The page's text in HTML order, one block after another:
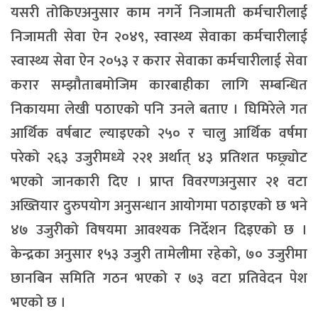
यसरी तोकिएअनुसार काम नगर्ने निजामती कर्मचारीलाई
निजामती सेवा ऐन २०४९, स्वास्थ्य सेवाका कर्मचारीलाई
स्वास्थ्य सेवा ऐन २०५३ र करार सेवाका कर्मचारीलाई सेवा
करार सम्झौताबमोजिम कारबाहीका लागि सम्बन्धित
निकायमा लेखी पठाएको पनि उनले बताए । घिमिरेले गत
आर्थिक वर्षबाट ल्याइएको २५० र चालु आर्थिक वर्षमा
परेको २६३ उजुरीमध्ये २२१ अर्थात् ४३ प्रतिशत फछ्र्योट
भएको जानकारी दिए । प्राप्त विवरणअनुसार २१ वटा
अख्तियार दुरुपयोग अनुसन्धान आयोगमा पठाइएको छ भने
४७ उजुरीको विषयमा आवश्यक निर्देशन दिइएको छ ।
केन्द्रका अनुसार १५३ उजुरी तामेलीमा रहेको, ७० उजुरीमा
छानबिन समिति गठन भएको र ७३ वटा प्रतिवेदन पेश
भएको छ ।